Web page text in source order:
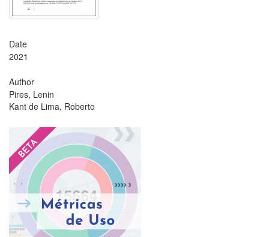
Date
2021
Author
Pires, Lenin
Kant de Lima, Roberto
?